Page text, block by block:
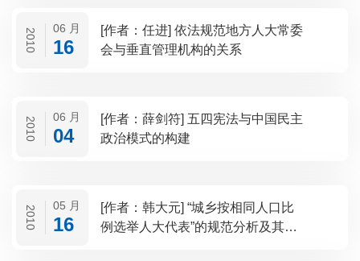
2010 06 月
16
[作者：任进] 依法规范地方人大常委
会与垂直管理机构的关系
2010 06 月
04
[作者：薛剑符] 五四宪法与中国民主
政治模式的构建
2010 05 月
16
[作者：韩大元] “城乡按相同人口比
例选举人大代表”的规范分析及其影